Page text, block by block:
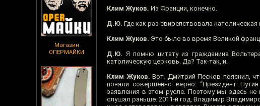
Магазин
ОПЕРМАЙКИ
Клим Жуков. Из Франции, конечно.
Д.Ю. Где как раз свирепствовала
Клим Жуков. Это было во время Великой
Д.Ю. Я помню цитату из гражданина
католическую церковь. Да? Так-так, и.
Клим Жуков. Вот. Дмитрий Песков пояснил,
поняли совершенно верно: “Президент
заявления в этом русле. Поэтому мы здесь
слушал раньше. 2011-й год, Владимир